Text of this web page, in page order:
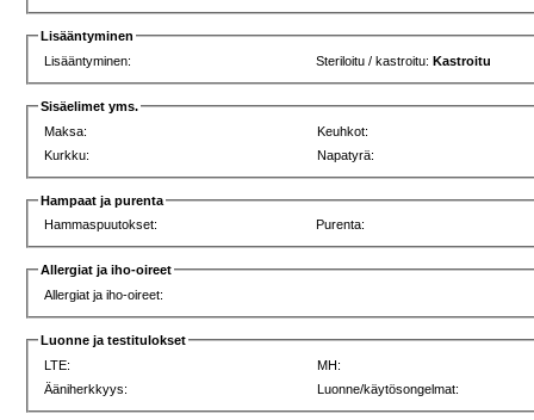
Lisääntyminen
Lisääntyminen:
Steriloitu / kastroitu:Kastroitu
Sisäelimet yms.
Maksa:
Keuhkot:
Kurkku:
Napatyrä:
Hampaat ja purenta
Hammaspuutokset:
Purenta:
Allergiat ja iho-oireet
Allergiat ja iho-oireet:
Luonne ja testitulokset
LTE:
MH:
Ääniherkkyys:
Luonne/käytösongelmat: